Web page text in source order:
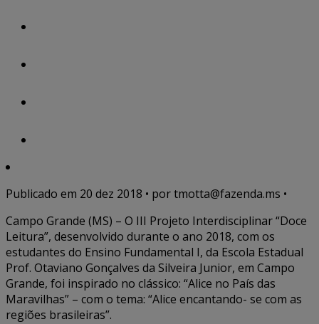
Publicado em 20 dez 2018 • por tmotta@fazenda.ms •
Campo Grande (MS) – O III Projeto Interdisciplinar “Doce
Leitura”, desenvolvido durante o ano 2018, com os
estudantes do Ensino Fundamental I, da Escola Estadual
Prof. Otaviano Gonçalves da Silveira Junior, em Campo
Grande, foi inspirado no clássico: “Alice no País das
Maravilhas” – com o tema: “Alice encantando- se com as
regiões brasileiras”.